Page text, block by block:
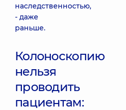
наследственностью,
- даже
раньше.
Колоноскопию
нельзя
проводить
пациентам: